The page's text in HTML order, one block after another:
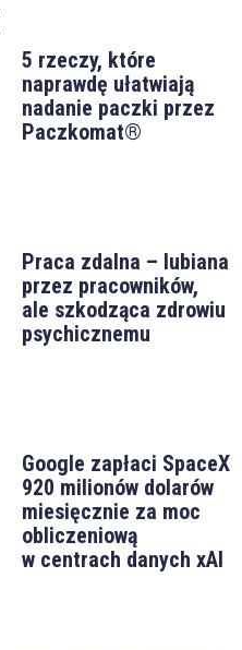
5 rzeczy, które
naprawdę ułatwiają
nadanie paczki przez
Paczkomat®
Praca zdalna – lubiana
przez pracowników,
ale szkodząca zdrowiu
psychicznemu
Google zapłaci SpaceX
920 milionów dolarów
miesięcznie za moc
obliczeniową
w centrach danych xAI